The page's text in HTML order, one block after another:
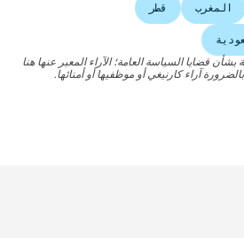
المغرب قطر
قضايا السياسة العامة؛ الآراء المعبر عنها هنا
آراء كارنيغي أو موظفيها أو أمنائها.